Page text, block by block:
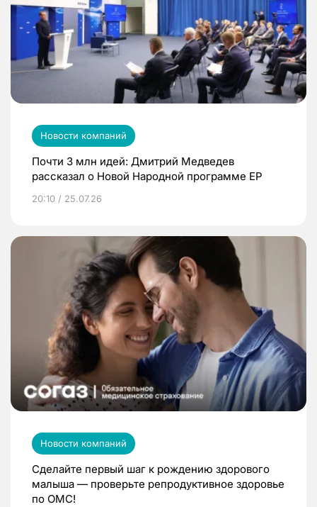
Новости компаний
Почти 3 млн идей: Дмитрий Медведев
рассказал о Новой Народной программе ЕР
20:10 / 25.07.26
Новости компаний
Сделайте первый шаг к рождению здорового
малыша — проверьте репродуктивное здоровье
по ОМС!